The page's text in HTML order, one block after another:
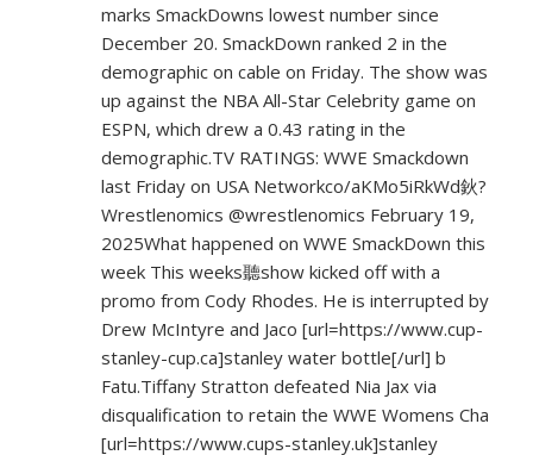
marks SmackDowns lowest number since
December 20. SmackDown ranked 2 in the
demographic on cable on Friday. The show was
up against the NBA All-Star Celebrity game on
ESPN, which drew a 0.43 rating in the
demographic.TV RATINGS: WWE Smackdown
last Friday on USA Networkco/aKMo5iRkWd鈥?
Wrestlenomics @wrestlenomics February 19,
2025What happened on WWE SmackDown this
week This weeks聽show kicked off with a
promo from Cody Rhodes. He is interrupted by
Drew McIntyre and Jaco [url=https://www.cup-
stanley-cup.ca]stanley water bottle[/url] b
Fatu.Tiffany Stratton defeated Nia Jax via
disqualification to retain the WWE Womens Cha
[url=https://www.cups-stanley.uk]stanley